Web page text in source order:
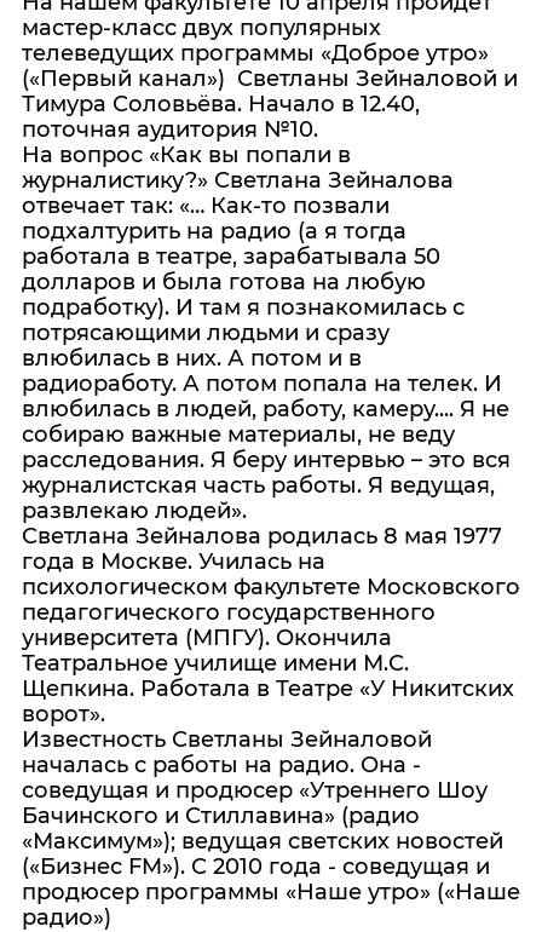
мастер-класс двух популярных
телеведущих программы «Доброе утро»
(«Первый канал») Светланы Зейналовой и
Тимура Соловьёва. Начало в 12.40,
поточная аудитория №10.
На вопрос «Как вы попали в
журналистику?» Светлана Зейналова
отвечает так: «… Как-то позвали
подхалтурить на радио (а я тогда
работала в театре, зарабатывала 50
долларов и была готова на любую
подработку). И там я познакомилась с
потрясающими людьми и сразу
влюбилась в них. А потом и в
радиоработу. А потом попала на телек. И
влюбилась в людей, работу, камеру.... Я не
собираю важные материалы, не веду
расследования. Я беру интервью – это вся
журналистская часть работы. Я ведущая,
развлекаю людей».
Светлана Зейналова родилась 8 мая 1977
года в Москве. Училась на
психологическом факультете Московского
педагогического государственного
университета (МПГУ). Окончила
Театральное училище имени М.С.
Щепкина. Работала в Театре «У Никитских
ворот».
Известность Светланы Зейналовой
началась с работы на радио. Она -
соведущая и продюсер «Утреннего Шоу
Бачинского и Стиллавина» (радио
«Максимум»); ведущая светских новостей
(«Бизнес FM»). С 2010 года - соведущая и
продюсер программы «Наше утро» («Наше
радио»)